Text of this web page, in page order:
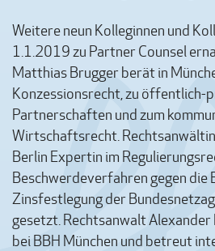
Weitere neun Kolleginnen und
1.1.2019 zu Partner Counsel
Matthias Brugger berät in
Konzessionsrecht, zu öffentlich-
Partnerschaften und zum
Wirtschaftsrecht. Rechtsanwältin
Berlin Expertin im
Beschwerdeverfahren gegen die
Zinsfestlegung der
gesetzt. Rechtsanwalt
bei BBH München und betreut